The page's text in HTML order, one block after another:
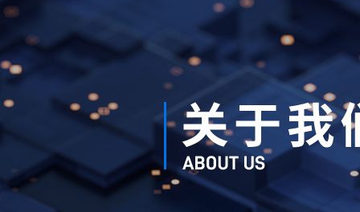
企业优势
关于我们